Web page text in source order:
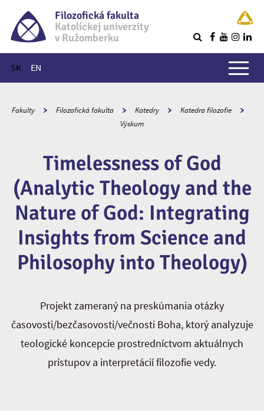
Filozofická fakulta
Katolíckej univerzity
v Ružomberku
SK EN
Hlavné menu
Fakulty Filozofická fakulta Katedry
Katedra filozofie
Výskum
Timelessness of God
(Analytic Theology and the
Nature of God: Integrating
Insights from Science and
Philosophy into Theology)
Projekt zameraný na preskúmania otázky
časovosti/bezčasovosti/večnosti Boha, ktorý analyzuje
teologické koncepcie prostredníctvom aktuálnych
prístupov a interpretácií filozofie vedy.